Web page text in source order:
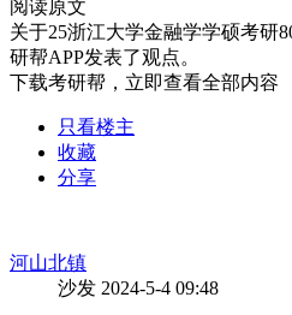
阅读原文
关于25浙江大学金融学学硕考研
研帮APP发表了观点。
下载考研帮，立即查看全部内容
只看楼主
收藏
分享
河山北镇
沙发 2024-5-4 09:48